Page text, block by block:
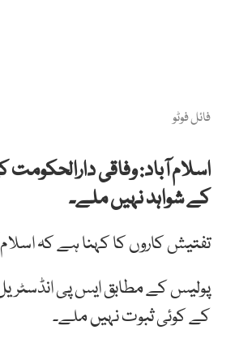
فائل فوٹو
اسلام آباد: وفاقی
کے شواہد نہیں ملے۔
تفتیش کاروں کا کہنا ہے کہ
پولیس کے مطابق ایس پی
کے کوئی ثبوت نہیں ملے۔